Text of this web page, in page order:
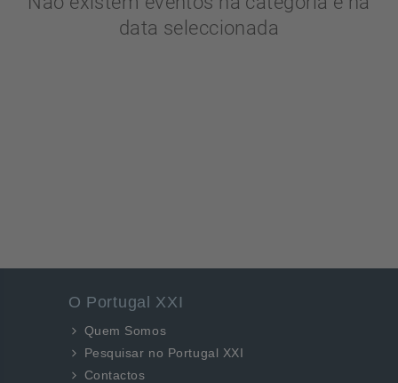
data seleccionada
O Portugal XXI
Quem Somos
Pesquisar no Portugal XXI
Contactos